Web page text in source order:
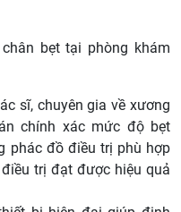
bẹt tại phòng khám
sĩ, chuyên gia về xương
chính xác mức độ bẹt
phác đồ điều trị phù hợp
trị đạt được hiệu quả